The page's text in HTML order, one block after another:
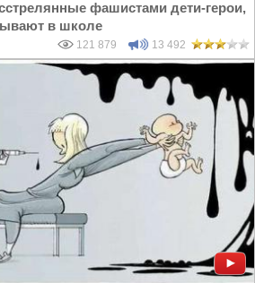
фашистами дети-герои,
в школе
121 879 13 492